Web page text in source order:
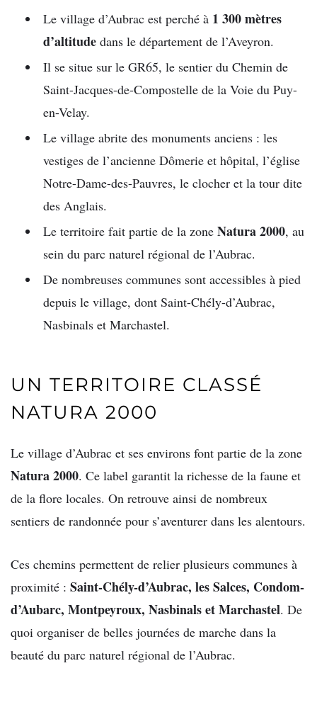
Le village d’Aubrac est perché à 1 300 mètres
d’altitude dans le département de l’Aveyron.
Il se situe sur le GR65, le sentier du Chemin de
Saint-Jacques-de-Compostelle de la Voie du Puy-
en-Velay.
Le village abrite des monuments anciens : les
vestiges de l’ancienne Dômerie et hôpital, l’église
Notre-Dame-des-Pauvres, le clocher et la tour dite
des Anglais.
Le territoire fait partie de la zone Natura 2000, au
sein du parc naturel régional de l’Aubrac.
De nombreuses communes sont accessibles à pied
depuis le village, dont Saint-Chély-d’Aubrac,
Nasbinals et Marchastel.
UN TERRITOIRE CLASSÉ
NATURA 2000
Le village d’Aubrac et ses environs font partie de la zone
Natura 2000. Ce label garantit la richesse de la faune et
de la flore locales. On retrouve ainsi de nombreux
sentiers de randonnée pour s’aventurer dans les alentours.
Ces chemins permettent de relier plusieurs communes à
proximité : Saint-Chély-d’Aubrac, les Salces, Condom-
d’Aubarc, Montpeyroux, Nasbinals et Marchastel. De
quoi organiser de belles journées de marche dans la
beauté du parc naturel régional de l’Aubrac.